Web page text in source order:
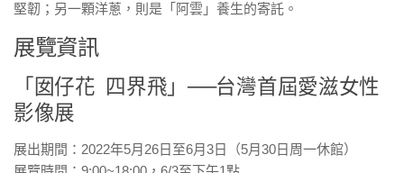
堅韌；另一顆洋蔥，則是「阿雲」養生的寄託。
展覽資訊
「囡仔花 四界飛」──台灣首屆愛滋女性
影像展
展出期間：2022年5月26日至6月3日（5月30日周一休館）